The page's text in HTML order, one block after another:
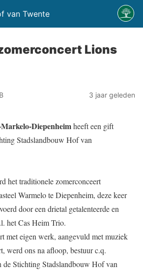
van Twente
Lions
3 jaar geleden
Diepenheimheeft een gift
Stadslandbouw Hof van
het traditionele zomerconceert
Warmelo te Diepenheim, deze keer
door een drietal getalenteerde en
het Cas Heim Trio.
met eigen werk, aangevuld met muziek
werd ons na afloop, bestuur c.q.
de Stichting Stadslandbouw Hof van